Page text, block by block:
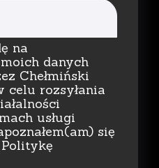
na
danych
Chełmiński
celu rozsyłania
usługi
się